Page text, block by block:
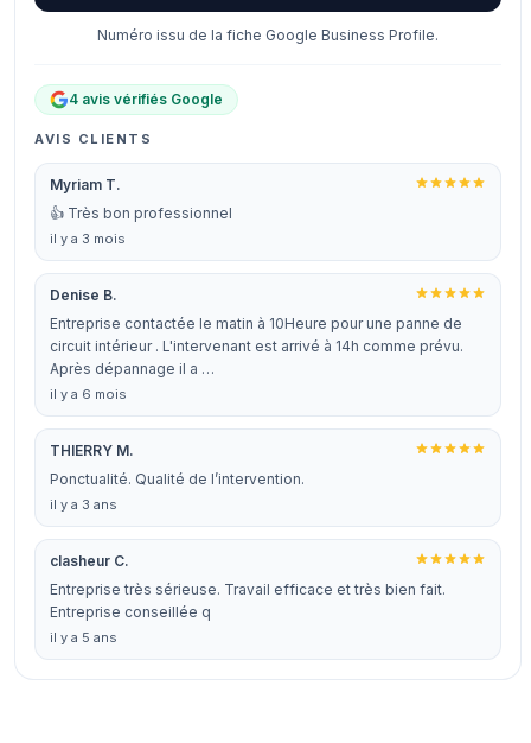
Numéro issu de la fiche Google Business Profile.
4 avis vérifiés Google
AVIS CLIENTS
Myriam T.
👍 Très bon professionnel
il y a 3 mois
Denise B.
Entreprise contactée le matin à 10Heure pour une panne de
circuit intérieur . L'intervenant est arrivé à 14h comme prévu.
Après dépannage il a …
il y a 6 mois
THIERRY M.
Ponctualité. Qualité de l’intervention.
il y a 3 ans
clasheur C.
Entreprise très sérieuse. Travail efficace et très bien fait.
Entreprise conseillée q
il y a 5 ans